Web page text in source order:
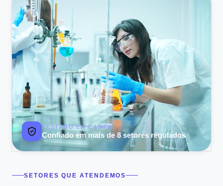
TESTADO EM CAMPO
Confiado em mais de 8 setores regulados
SETORES QUE ATENDEMOS